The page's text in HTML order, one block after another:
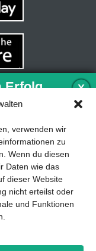
verwenden wir
zu
Wenn du diesen
Daten wie das
dieser Website
nicht erteilst oder
und Funktionen
Drones+ Magazin-
X
Erfolg
sind für
Das
hilft, sich dabei
konzentrieren
worauf es
kostenlosen